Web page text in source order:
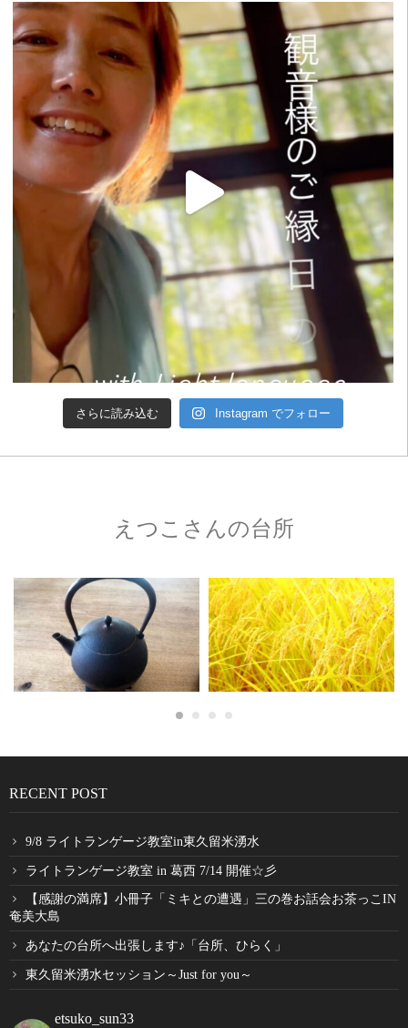
さらに読み込む Instagram でフォロー
えつこさんの台所
RECENT POST
9/8 ライトランゲージ教室in東久留米湧水
ライトランゲージ教室 in 葛西 7/14 開催☆彡
【感謝の満席】小冊子「ミキとの遭遇」三の巻お話会お茶っこIN
奄美大島
あなたの台所へ出張します♪「台所、ひらく」
東久留米湧水セッション～Just for you～
etsuko_sun33